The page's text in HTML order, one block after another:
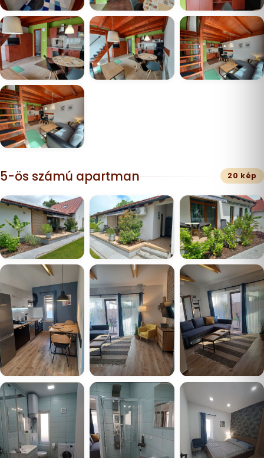
5-ös számú apartman 20 kép